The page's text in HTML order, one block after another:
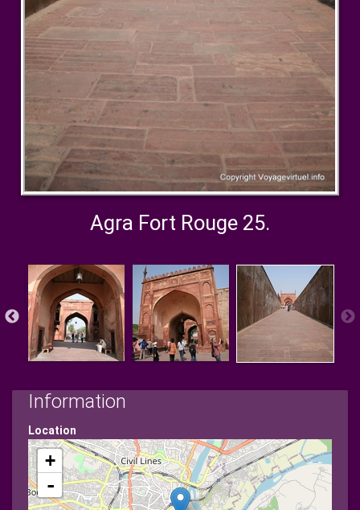
Agra Fort Rouge 25.
Information
Location
+
-